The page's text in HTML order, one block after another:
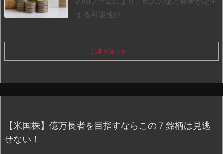
する可能性が
記事を読む ...
【米国株】億万長者を目指すならこの７銘柄は見逃
せない！